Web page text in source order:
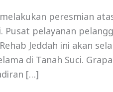
peresmian
Pusat pelayanan
Jeddah ini akan
di Tanah Suci.
[…]